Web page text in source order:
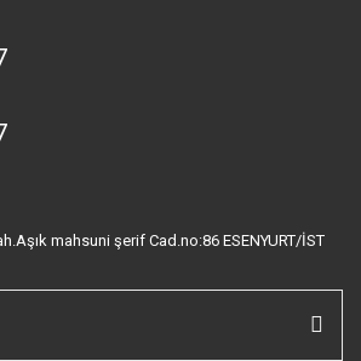
mahsuni şerif Cad.no:86 ESENYURT/İST